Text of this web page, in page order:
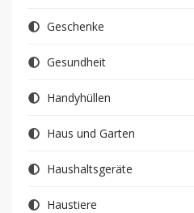
Geschenke
Gesundheit
Handyhüllen
Haus und Garten
Haushaltsgeräte
Haustiere